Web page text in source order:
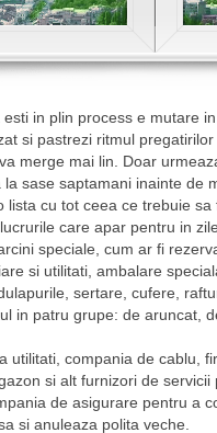
esti in plin process e mutare
si pastrezi ritmul
merge mai lin. Doar
la sase saptamani inainte de
lista cu tot ceea ce trebuie
care apar pentru in
speciale, cum ar fi
si utilitati, ambalare
sertare, cufere,
in patru grupe: de aruncat,
utilitati, compania de cablu,
si alt furnizori de servicii
de asigurare pentru a
si anuleaza polita veche.